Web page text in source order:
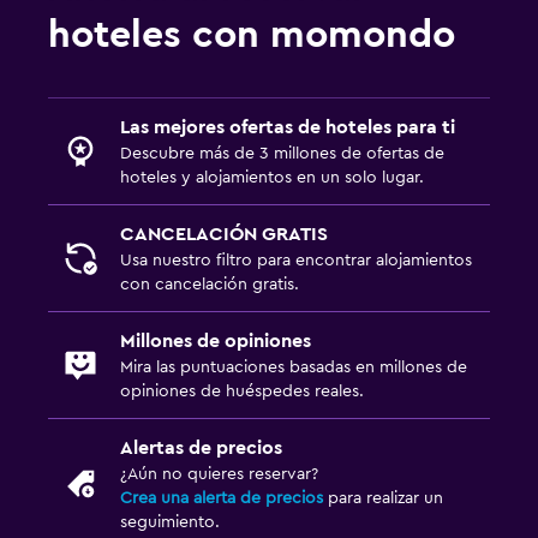
Dardos
Salón de belleza
Ping pong
Mesa de billar
Ideal para familias
Piscina (para niños)
Comidas para niños
Zona cubierta de juegos
Servicios de cuidado de niños (con cargos)
Juguetes para piscina
hoteles con momondo
Las mejores ofertas de hoteles para ti
Descubre más de 3 millones de ofertas de
hoteles y alojamientos en un solo lugar.
CANCELACIÓN GRATIS
Usa nuestro filtro para encontrar alojamientos
con cancelación gratis.
Millones de opiniones
Mira las puntuaciones basadas en millones de
opiniones de huéspedes reales.
Alertas de precios
¿Aún no quieres reservar?
Crea una alerta de precios para realizar un
seguimiento.